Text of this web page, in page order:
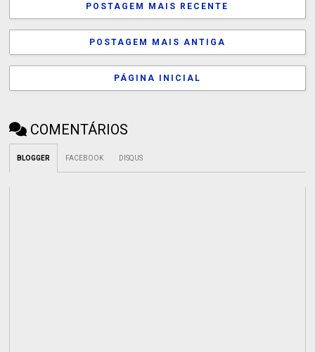
POSTAGEM MAIS RECENTE
POSTAGEM MAIS ANTIGA
PÁGINA INICIAL
COMENTÁRIOS
BLOGGER FACEBOOK DISQUS